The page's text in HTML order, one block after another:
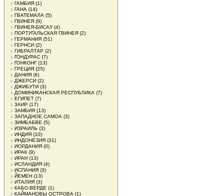
ГАМБИЯ (1)
ГАНА (14)
ГВАТЕМАЛА (5)
ГВИНЕЯ (9)
ГВИНЕЯ-БИСАУ(4)
ПОРТУГАЛЬСКАЯ ГВИНЕЯ (2)
ГЕРМАНИЯ (51)
ГЕРНСИ (2)
ГИБРАЛТАР (2)
ГОНДУРАС (7)
ГОНКОНГ(13)
ГРЕЦИЯ (25)
ДАНИЯ (6)
ДЖЕРСИ (2)
ДЖИБУТИ (3)
ДОМИНИКАНСКАЯ РЕСПУБЛИКА (7)
ЕГИПЕТ (7)
ЗАИР (17)
ЗАМБИЯ (13)
ЗАПАДНОЕ САМОА (3)
ЗИМБАБВЕ (5)
ИЗРАИЛЬ (3)
ИНДИЯ (10)
ИНДОНЕЗИЯ (31)
ИОРДАНИЯ (0)
ИРАК (9)
ИРАН (13)
ИСЛАНДИЯ (4)
ИСПАНИЯ (3)
ЙЕМЕН (13)
ИТАЛИЯ (3)
КАБО-ВЕРДЕ (1)
КАЙМАНОВЫ ОСТРОВА (1)